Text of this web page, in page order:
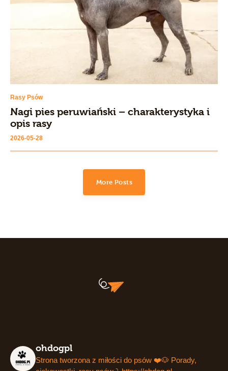
Rasy Psów
Nagi pies peruwiański – charakterystyka i
opis rasy
2026-05-28
More Posts
ohdogpl
Strona tworzona z miłości do psów ❤️🐶 Porady,